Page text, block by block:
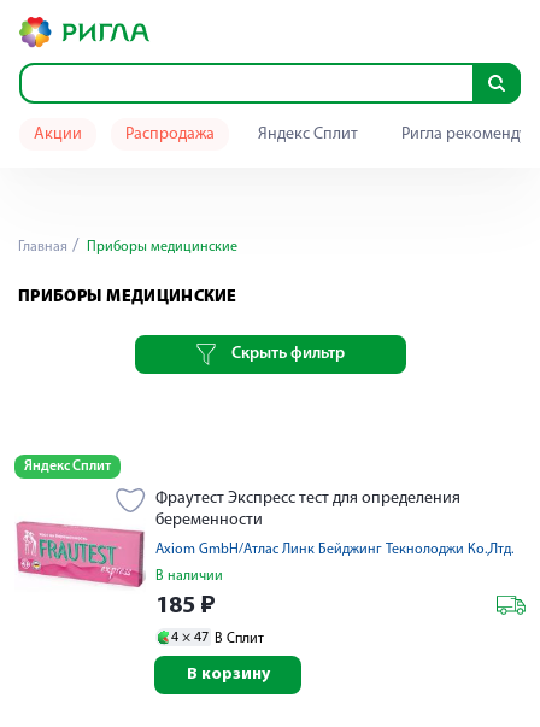
Акции Распродажа Яндекс Сплит Ригла
Главная Приборы медицинские
ПРИБОРЫ МЕДИЦИНСКИЕ
Скрыть фильтр
Яндекс Сплит
Фраутест Экспресс тест для определения
беременности
Axiom GmbH/Атлас Линк Бейджинг Текнолоджи Ко.,Лтд.
В наличии
185 ₽
4 × 47 В Сплит
В корзину